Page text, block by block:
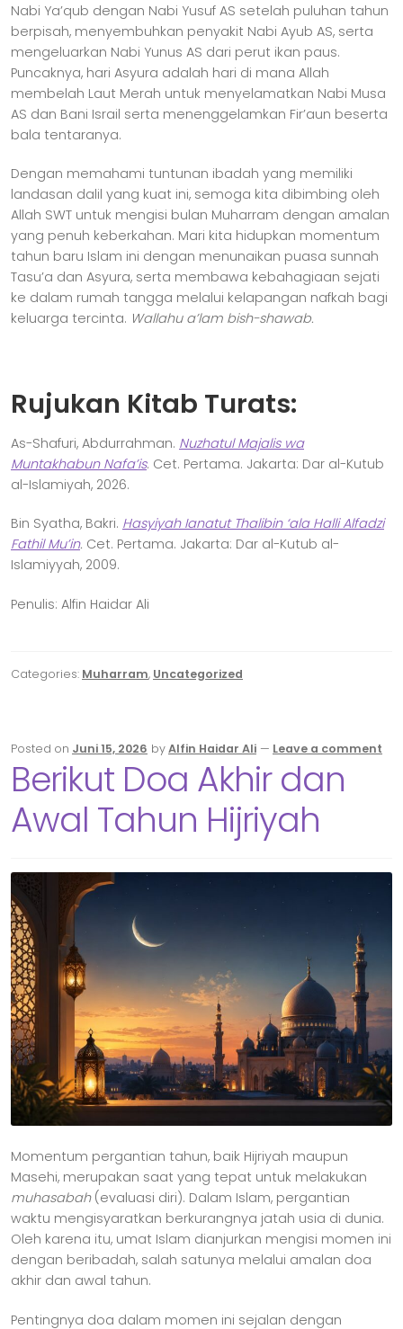
Nabi Ya’qub dengan Nabi Yusuf AS setelah puluhan tahun
berpisah, menyembuhkan penyakit Nabi Ayub AS, serta
mengeluarkan Nabi Yunus AS dari perut ikan paus.
Puncaknya, hari Asyura adalah hari di mana Allah
membelah Laut Merah untuk menyelamatkan Nabi Musa
AS dan Bani Israil serta menenggelamkan Fir’aun beserta
bala tentaranya.
Dengan memahami tuntunan ibadah yang memiliki
landasan dalil yang kuat ini, semoga kita dibimbing oleh
Allah SWT untuk mengisi bulan Muharram dengan amalan
yang penuh keberkahan. Mari kita hidupkan momentum
tahun baru Islam ini dengan menunaikan puasa sunnah
Tasu’a dan Asyura, serta membawa kebahagiaan sejati
ke dalam rumah tangga melalui kelapangan nafkah bagi
keluarga tercinta. Wallahu a’lam bish-shawab.
Rujukan Kitab Turats:
As-Shafuri, Abdurrahman. Nuzhatul Majalis wa
Muntakhabun Nafa’is. Cet. Pertama. Jakarta: Dar al-Kutub
al-Islamiyah, 2026.
Bin Syatha, Bakri. Hasyiyah Ianatut Thalibin ‘ala Halli Alfadzi
Fathil Mu’in. Cet. Pertama. Jakarta: Dar al-Kutub al-
Islamiyyah, 2009.
Penulis: Alfin Haidar Ali
Categories: Muharram, Uncategorized
Posted on Juni 15, 2026 byAlfin Haidar Ali — Leave a comment
Berikut Doa Akhir dan
Awal Tahun Hijriyah
Momentum pergantian tahun, baik Hijriyah maupun
Masehi, merupakan saat yang tepat untuk melakukan
muhasabah(evaluasi diri). Dalam Islam, pergantian
waktu mengisyaratkan berkurangnya jatah usia di dunia.
Oleh karena itu, umat Islam dianjurkan mengisi momen ini
dengan beribadah, salah satunya melalui amalan doa
akhir dan awal tahun.
Pentingnya doa dalam momen ini sejalan dengan